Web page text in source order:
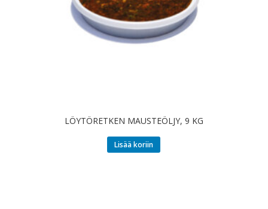
LÖYTÖRETKEN MAUSTEÖLJY, 9 KG
Lisää koriin